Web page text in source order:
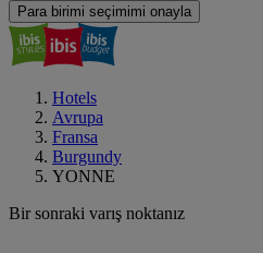
Para birimi seçimimi onayla
Hotels
Avrupa
Fransa
Burgundy
YONNE
Bir sonraki varış noktanız